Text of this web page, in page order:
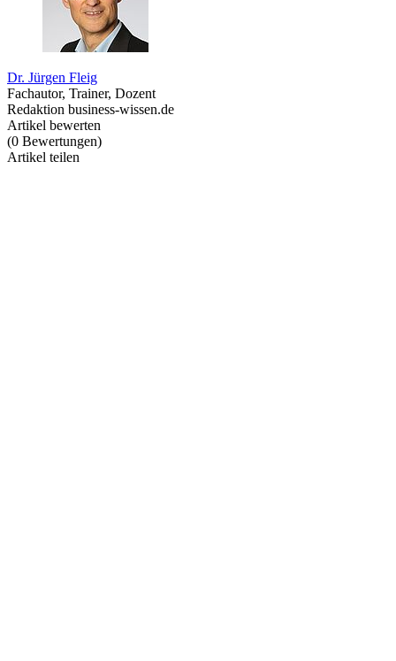
Dr. Jürgen Fleig
Fachautor, Trainer, Dozent
Redaktion business-wissen.de
Artikel bewerten
(0 Bewertungen)
Artikel teilen